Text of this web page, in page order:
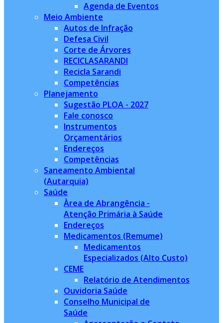
Agenda de Eventos
Meio Ambiente
Autos de Infração
Defesa Civil
Corte de Árvores
RECICLASARANDI
Recicla Sarandi
Competências
Planejamento
Sugestão PLOA - 2027
Fale conosco
Instrumentos
Orçamentários
Endereços
Competências
Saneamento Ambiental
(Autarquia)
Saúde
Àrea de Abrangência -
Atenção Primária à Saúde
Endereços
Medicamentos (Remume)
Medicamentos
Especializados (Alto Custo)
CEME
Relatório de Atendimentos
Ouvidoria Saúde
Conselho Municipal de
Saúde